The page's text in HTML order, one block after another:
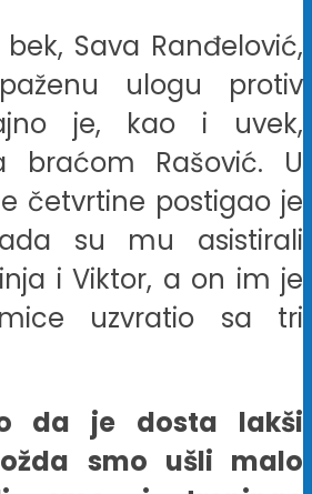
Sava Ranđelović,
ulogu protiv
je, kao i uvek,
braćom Rašović. U
četvrtine postigao je
su mu asistirali
i Viktor, a on im je
uzvratio sa tri
da je dosta lakši
smo ušli malo